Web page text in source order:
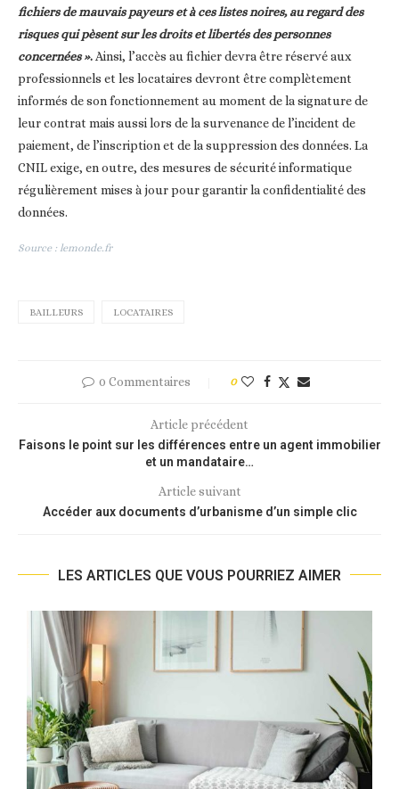
fichiers de mauvais payeurs et à ces listes noires, au regard des
risques qui pèsent sur les droits et libertés des personnes
concernées ». Ainsi, l’accès au fichier devra être réservé aux
professionnels et les locataires devront être complètement
informés de son fonctionnement au moment de la signature de
leur contrat mais aussi lors de la survenance de l’incident de
paiement, de l’inscription et de la suppression des données. La
CNIL exige, en outre, des mesures de sécurité informatique
régulièrement mises à jour pour garantir la confidentialité des
données.
Source : lemonde.fr
BAILLEURS LOCATAIRES
0 Commentaires 0
Article précédent
Faisons le point sur les différences entre un agent immobilier
et un mandataire…
Article suivant
Accéder aux documents d’urbanisme d’un simple clic
LES ARTICLES QUE VOUS POURRIEZ AIMER